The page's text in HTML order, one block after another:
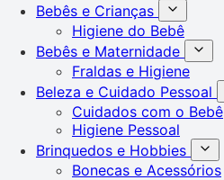
Bebês e Crianças
Higiene do Bebê
Bebês e Maternidade
Fraldas e Higiene
Beleza e Cuidado Pessoal
Cuidados com o Bebê
Higiene Pessoal
Brinquedos e Hobbies
Bonecas e Acessórios